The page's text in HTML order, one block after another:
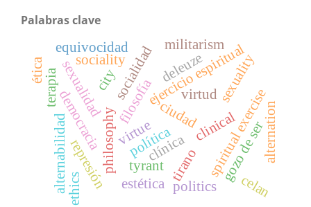
Palabras clave
filosofía
clínica
ejercicio espiritual
tirano
política
ciudad
virtud
philosophy clinical
spiritual exercise
tyrant
politics
city
virtue
democracia
sexualidad
alternabilidad
socialidad
terapia
represión gozo de ser
sexuality
alternation
sociality
militarism
deleuze
equivocidad
ética
estética celan
ethics